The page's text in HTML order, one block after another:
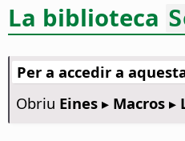
La biblioteca
Per a accedir a
Obriu Eines ▸ Macros